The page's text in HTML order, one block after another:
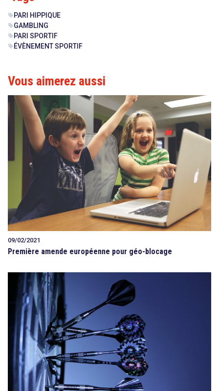
sell PARI HIPPIQUE
sellGAMBLING
sell PARI SPORTIF
sell ÉVÈNEMENT SPORTIF
Vous aimerez aussi
09/02/2021
Première amende européenne pour géo-blocage